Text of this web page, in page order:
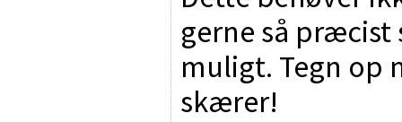
gerne så
muligt. Tegn op
skærer!